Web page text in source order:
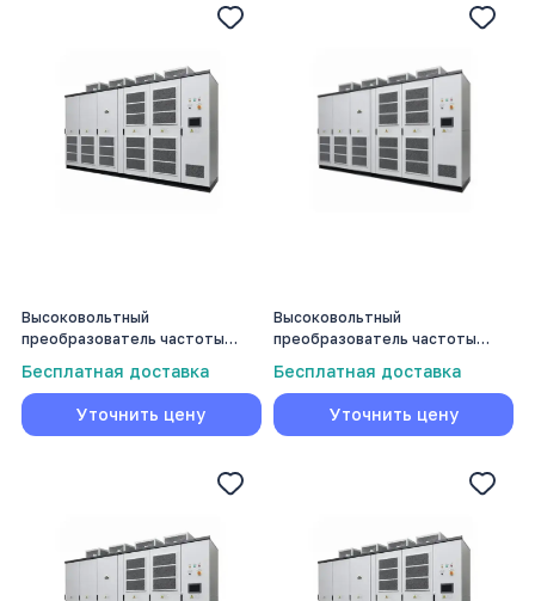
Высоковольтный
преобразователь частоты
Бесплатная доставка
Уточнить цену
Высоковольтный
преобразователь частоты
Бесплатная доставка
Уточнить цену